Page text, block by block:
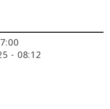
- 08:12